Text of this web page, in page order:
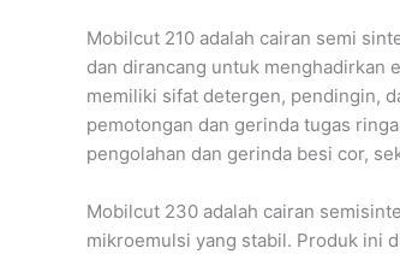
Mobilcut 210 adalah cairan semi
dan dirancang untuk menghadirkan
memiliki sifat detergen, pendingin,
pemotongan dan gerinda tugas
pengolahan dan gerinda besi cor,
Mobilcut 230 adalah cairan
mikroemulsi yang stabil. Produk ini